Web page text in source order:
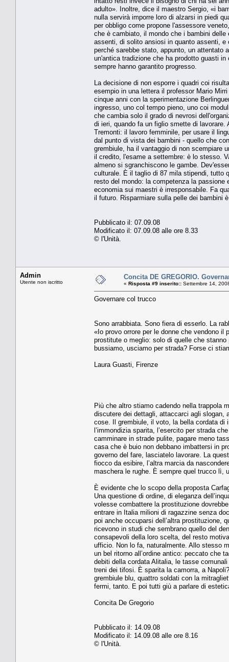
adulto». Inoltre, dice il maestro Sergio, «i
nulla servirà imporre loro di alzarsi in piedi
per obbligo come propone l'assessore
che è cambiato, il mondo che i bambini
assenti, di solito ansiosi in quanto assenti, e
perché sarebbe stato, appunto, un attentato
un'antica tradizione che ha prodotto guasti
sempre hanno garantito progresso.
La decisione di non esporre i quadri coi
esempio in una lettera il professor Mario
cinque anni con la sperimentazione
ingresso, uno col tempo pieno, uno coi
che cambia solo il grado di nevrosi
di ieri, quando fa un figlio smette di
Tremonti: il lavoro femminile, per usare il
dal punto di vista dei bambini - quello che
grembiule, ha il vantaggio di non scempiare
il credito, l'esame a settembre: è lo stesso.
almeno si sgranchiscono le gambe.
culturale. È il taglio di 87 mila stipendi, tutto
resto del mondo: la competenza la passione
economia sui maestri è irresponsabile. Fa
il futuro. Risparmiare sulla pelle dei bambini
Pubblicato il: 07.09.08
Modificato il: 07.09.08 alle ore 8.33
© l'Unità.
Admin
Utente non iscritto
Concita DE GREGORIO.
« Risposta #9 inserito:: Settembre 14,
Governare col trucco
Sono arrabbiata. Sono fiera di esserlo. La
«Io provo orrore per le donne che vendono il
prostitute o meglio: solo di quelle che
bussiamo, usciamo per strada? Forse ci
Laura Guasti, Firenze
Più che altro stiamo cadendo nella trappola
discutere dei dettagli, attaccarci agli slogan,
cose. Il grembiule, il voto, la bella cordata di
l’immondizia sparita, l’esercito per strada
camminare in strade pulite, pagare meno
casa che è buio non debbano imbattersi in
governo del fare, lasciatelo lavorare. La
fiocco da esibire, l’altra marcia da
maschera le rughe. È sempre quel trucco lì,
È evidente che lo scopo della proposta
Una questione di ordine, di eleganza
volesse combattere la prostituzione
entrare in Italia milioni di ragazzine senza
poi anche occuparsi dell’altra prostituzione,
ricevono in studi che sembrano quello del
consapevoli della loro scelta, del resto
ufficio. Non lo fa, naturalmente. Allo stesso
un bel ritorno all’ordine antico: peccato che
debiti della cordata Alitalia, le tasse
treni dei tifosi. È sparita la camorra, a
grembiule blu, quattro soldati con la
fermi, tanto. E poi tutti giù a parlare di
Concita De Gregorio
Pubblicato il: 14.09.08
Modificato il: 14.09.08 alle ore 8.16
© l'Unità.